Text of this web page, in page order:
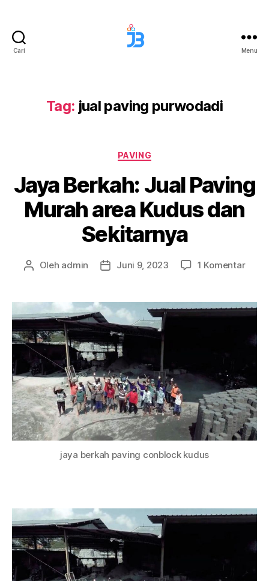
Cari Menu
Tag: jual paving purwodadi
Kategori
PAVING
Jaya Berkah: Jual Paving
Murah area Kudus dan
Sekitarnya
Penulis
Oleh admin
Tanggal
Juni 9, 2023 1 Komentarpada
Jual
area
jaya berkah paving conblock kudus